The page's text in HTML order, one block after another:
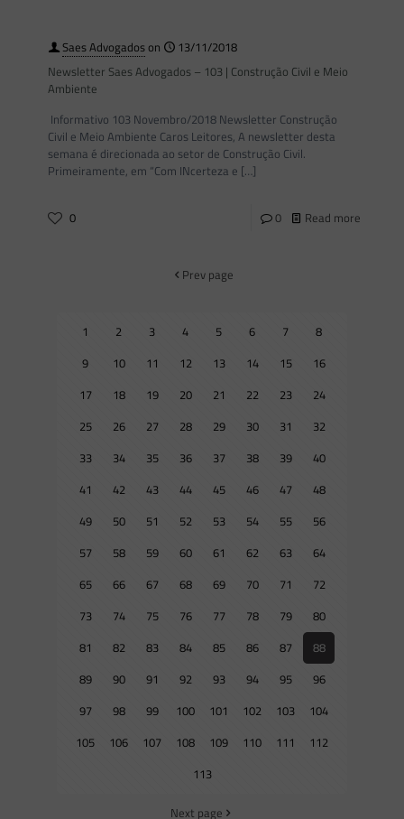
Saes Advogadoson
13/11/2018
Newsletter Saes Advogados – 103 | Construção Civil e Meio
Ambiente
Informativo 103 Novembro/2018 Newsletter Construção
Civil e Meio Ambiente Caros Leitores, A newsletter desta
semana é direcionada ao setor de Construção Civil.
Primeiramente, em “Com INcerteza e […]
0 0 Read more
Prev page
1 2 3 4 5 6 7
8
9
10 11 12 13 14 15
16
17
18 19 20 21 22 23
24
25
26 27 28 29 30 31
32
33
34 35 36 37 38 39
40
41
42 43 44 45 46 47
48
49
50 51 52 53 54 55
56
57
58 59 60 61 62 63
64
65
66 67 68 69 70 71
72
73
74 75 76 77 78 79
80
81
82 83 84 85 86 87
88
89
90 91 92 93 94 95
96
97
98 99 100 101 102 103
104
105
106 107 108 109 110 111
112
113
Next page